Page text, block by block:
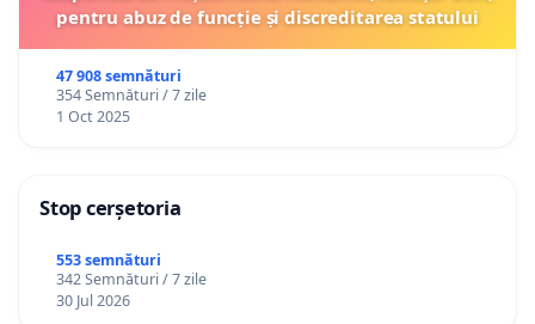
pentru abuz de funcție și discreditarea statului
47 908 semnături
354 Semnături / 7 zile
1 Oct 2025
Stop cerșetoria
553 semnături
342 Semnături / 7 zile
30 Jul 2026